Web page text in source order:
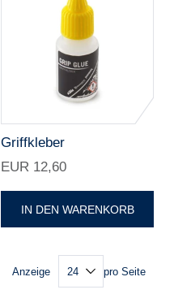
Griffkleber
EUR 12,60
IN DEN WARENKORB
Anzeige pro Seite